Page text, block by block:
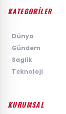
KATEGORİLER
Dünya
Gündem
Saglik
Teknoloji
KURUMSAL